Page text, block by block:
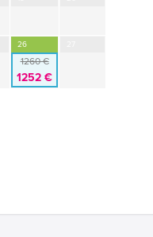
26
1260 €
1252 €